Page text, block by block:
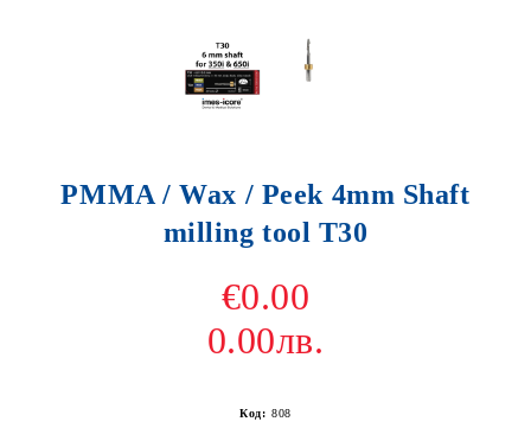
PMMA / Wax / Peek 4mm Shaft
milling tool T30
€0.00
0.00лв.
Код: 808